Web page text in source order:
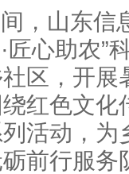
，山东信
匠心助农”
区，开展
红色文
活动，
前行服务